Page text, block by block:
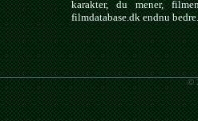
karakter, du mener,
filmdatabase.dk endnu bedre.
©